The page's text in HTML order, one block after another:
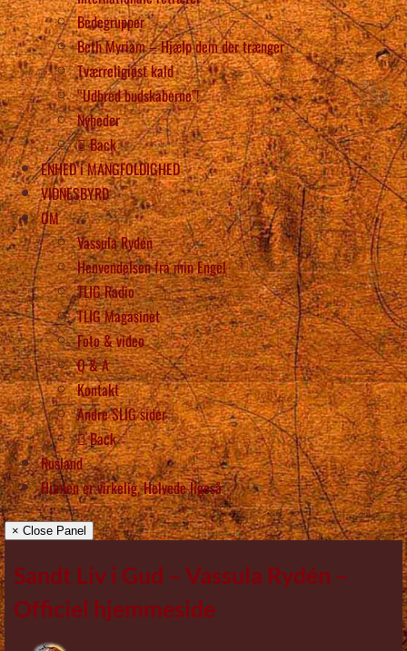
Bedegrupper
Beth Myriam – Hjælp dem der trænger
Tværreligiøst kald
“Udbred budskaberne”!
Nyheder
Back
ENHED i MANGFOLDIGHED
VIDNESBYRD
OM
Vassula Rydén
Henvendelsen fra min Engel
TLIG Radio
TLIG Magasinet
Foto & video
Q & A
Kontakt
Andre SLIG sider
Back
Rusland
Himlen er virkelig, Helvede ligeså
× Close Panel
Sandt Liv i Gud – Vassula Rydén –
Officiel hjemmeside